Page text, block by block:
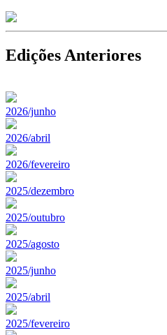
Edições Anteriores
2026/junho
2026/abril
2026/fevereiro
2025/dezembro
2025/outubro
2025/agosto
2025/junho
2025/abril
2025/fevereiro